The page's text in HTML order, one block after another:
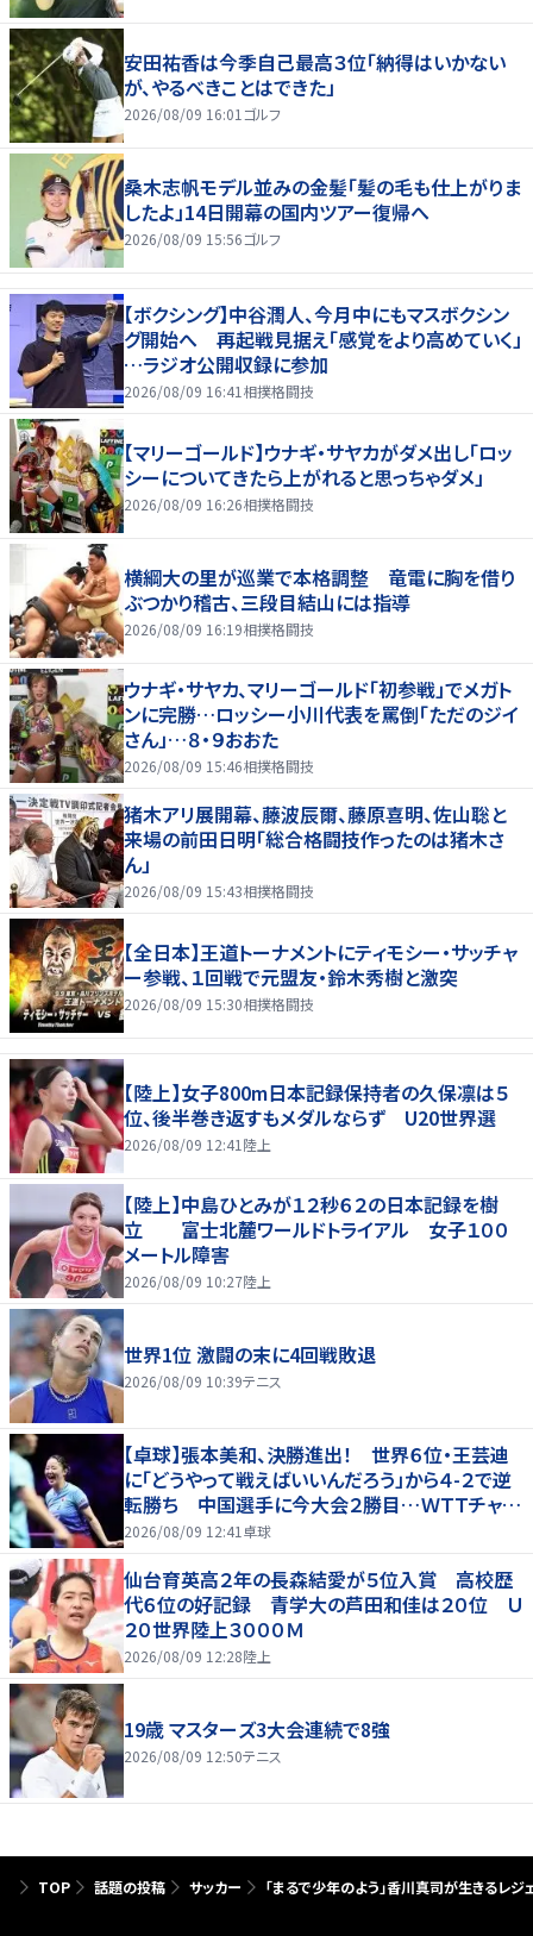
安田祐香は今季自己最高３位「納得はいかない
が、やるべきことはできた」
2026/08/09 16:01 ゴルフ
桑木志帆モデル並みの金髪「髪の毛も仕上がりま
したよ」14日開幕の国内ツアー復帰へ
2026/08/09 15:56ゴルフ
【ボクシング】中谷潤人、今月中にもマスボクシン
グ開始へ 再起戦見据え「感覚をより高めていく」
…ラジオ公開収録に参加
2026/08/09 16:41 相撲格闘技
【マリーゴールド】ウナギ・サヤカがダメ出し「ロッ
シーについてきたら上がれると思っちゃダメ」
2026/08/09 16:26相撲格闘技
横綱大の里が巡業で本格調整 竜電に胸を借り
ぶつかり稽古、三段目結山には指導
2026/08/09 16:19相撲格闘技
ウナギ・サヤカ、マリーゴールド「初参戦」でメガト
ンに完勝…ロッシー小川代表を罵倒「ただのジイ
さん」…８・９おおた
2026/08/09 15:46相撲格闘技
猪木アリ展開幕、藤波辰爾、藤原喜明、佐山聡と
来場の前田日明「総合格闘技作ったのは猪木さ
ん」
2026/08/09 15:43相撲格闘技
【全日本】王道トーナメントにティモシー・サッチャ
ー参戦、１回戦で元盟友・鈴木秀樹と激突
2026/08/09 15:30相撲格闘技
【陸上】女子800m日本記録保持者の久保凛は５
位、後半巻き返すもメダルならず U20世界選
2026/08/09 12:41 陸上
【陸上】中島ひとみが１２秒６２の日本記録を樹
立 富士北麓ワールドトライアル 女子１００
メートル障害
2026/08/09 10:27陸上
世界1位 激闘の末に4回戦敗退
2026/08/09 10:39テニス
【卓球】張本美和、決勝進出！ 世界６位・王芸迪
に「どうやって戦えばいいんだろう」から４-２で逆
転勝ち 中国選手に今大会２勝目…ＷＴＴチャン
ピオンズ横浜
2026/08/09 12:41 卓球
仙台育英高２年の長森結愛が５位入賞 高校歴
代６位の好記録 青学大の芦田和佳は２０位 Ｕ
２０世界陸上３０００Ｍ
2026/08/09 12:28陸上
19歳 マスターズ3大会連続で8強
2026/08/09 12:50テニス
TOP 話題の投稿 サッカー 「まるで少年のよう」香川真司が生きるレジ